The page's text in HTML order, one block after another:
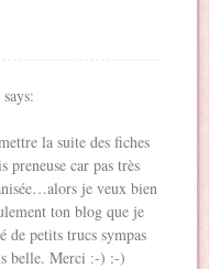
says:
la suite des fiches
preneuse car pas très
je veux bien
ton blog que je
de petits trucs sympas
belle. Merci :-) :-)